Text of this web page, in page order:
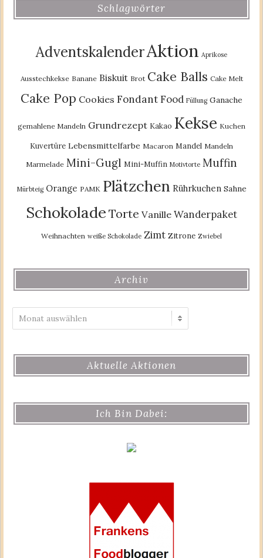
Schlagwörter
AdventskalenderAktion Aprikose
Ausstechkekse Banane Biskuit Brot Cake Balls Cake Melt
Cake Pop Cookies Fondant Food Füllung Ganache
gemahlene Mandeln Grundrezept Kakao Kekse Kuchen
Kuvertüre Lebensmittelfarbe Macaron Mandel Mandeln
Marmelade Mini-Gugl Mini-Muffin Motivtorte Muffin
Mürbteig Orange PAMK Plätzchen Rührkuchen Sahne
Schokolade Torte Vanille Wanderpaket
Weihnachten weiße Schokolade Zimt Zitrone Zwiebel
Archiv
Aktuelle Aktionen
Ich Bin Dabei: